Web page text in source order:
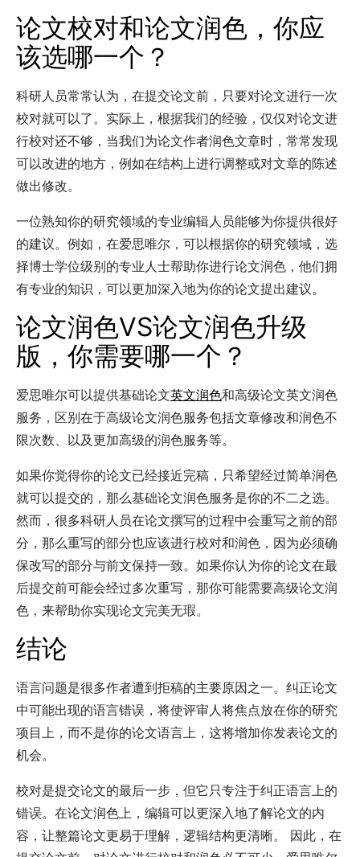
论文校对和论文润色，你应
该选哪一个？
科研人员常常认为，在提交论文前，只要对论文进行一次
校对就可以了。实际上，根据我们的经验，仅仅对论文进
行校对还不够，当我们为论文作者润色文章时，常常发现
可以改进的地方，例如在结构上进行调整或对文章的陈述
做出修改。
一位熟知你的研究领域的专业编辑人员能够为你提供很好
的建议。例如，在爱思唯尔，可以根据你的研究领域，选
择博士学位级别的专业人士帮助你进行论文润色，他们拥
有专业的知识，可以更加深入地为你的论文提出建议。
论文润色VS论文润色升级
版，你需要哪一个？
爱思唯尔可以提供基础论文英文润色和高级论文英文润色
服务，区别在于高级论文润色服务包括文章修改和润色不
限次数、以及更加高级的润色服务等。
如果你觉得你的论文已经接近完稿，只希望经过简单润色
就可以提交的，那么基础论文润色服务是你的不二之选。
然而，很多科研人员在论文撰写的过程中会重写之前的部
分，那么重写的部分也应该进行校对和润色，因为必须确
保改写的部分与前文保持一致。如果你认为你的论文在最
后提交前可能会经过多次重写，那你可能需要高级论文润
色，来帮助你实现论文完美无瑕。
结论
语言问题是很多作者遭到拒稿的主要原因之一。纠正论文
中可能出现的语言错误，将使评审人将焦点放在你的研究
项目上，而不是你的论文语言上，这将增加你发表论文的
机会。
校对是提交论文的最后一步，但它只专注于纠正语言上的
错误。在论文润色上，编辑可以更深入地了解论文的内
容，让整篇论文更易于理解，逻辑结构更清晰。 因此，在